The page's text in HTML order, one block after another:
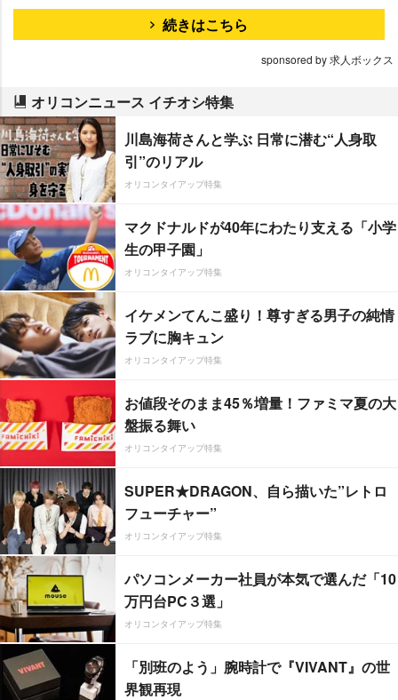
続きはこちら
sponsored by 求人ボックス
オリコンニュース イチオシ特集
川島海荷さんと学ぶ 日常に潜む“人身取
引”のリアル
オリコンタイアップ特集
マクドナルドが40年にわたり支える「小学
生の甲子園」
オリコンタイアップ特集
イケメンてんこ盛り！尊すぎる男子の純情
ラブに胸キュン
オリコンタイアップ特集
お値段そのまま45％増量！ファミマ夏の大
盤振る舞い
オリコンタイアップ特集
SUPER★DRAGON、自ら描いた”レトロ
フューチャー”
オリコンタイアップ特集
パソコンメーカー社員が本気で選んだ「10
万円台PC３選」
オリコンタイアップ特集
「別班のよう」腕時計で『VIVANT』の世
界観再現